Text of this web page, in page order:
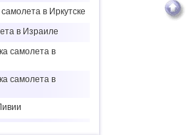
0 0 0
1 0
2 0
0 0
0
в Иркутске
в Израиле
самолета в
самолета в